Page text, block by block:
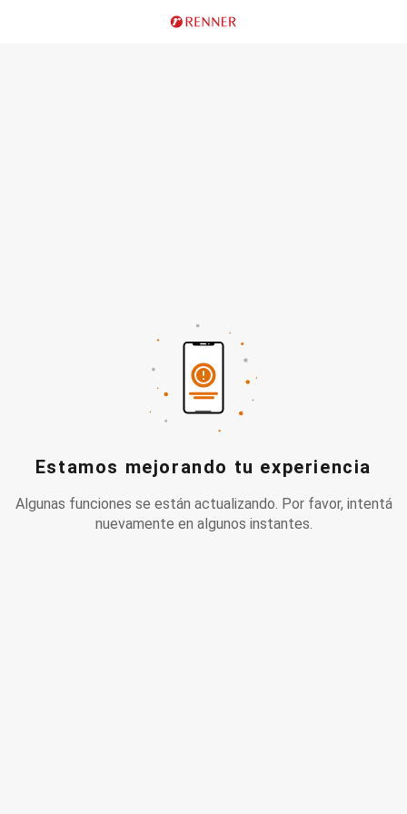
Estamos mejorando tu experiencia
Algunas funciones se están actualizando. Por favor, intentá
nuevamente en algunos instantes.